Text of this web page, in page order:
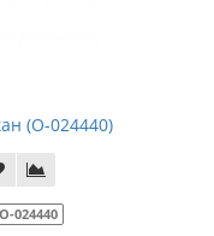
(О-024440)
О-024440